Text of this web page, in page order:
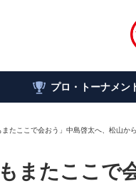
プロ・トーナメン
またここで会おう」中島啓太へ、松山か
またここ